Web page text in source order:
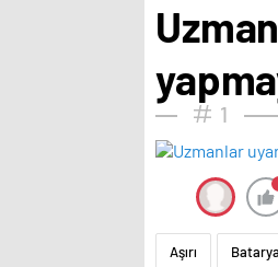
1
Aşırı Batarya